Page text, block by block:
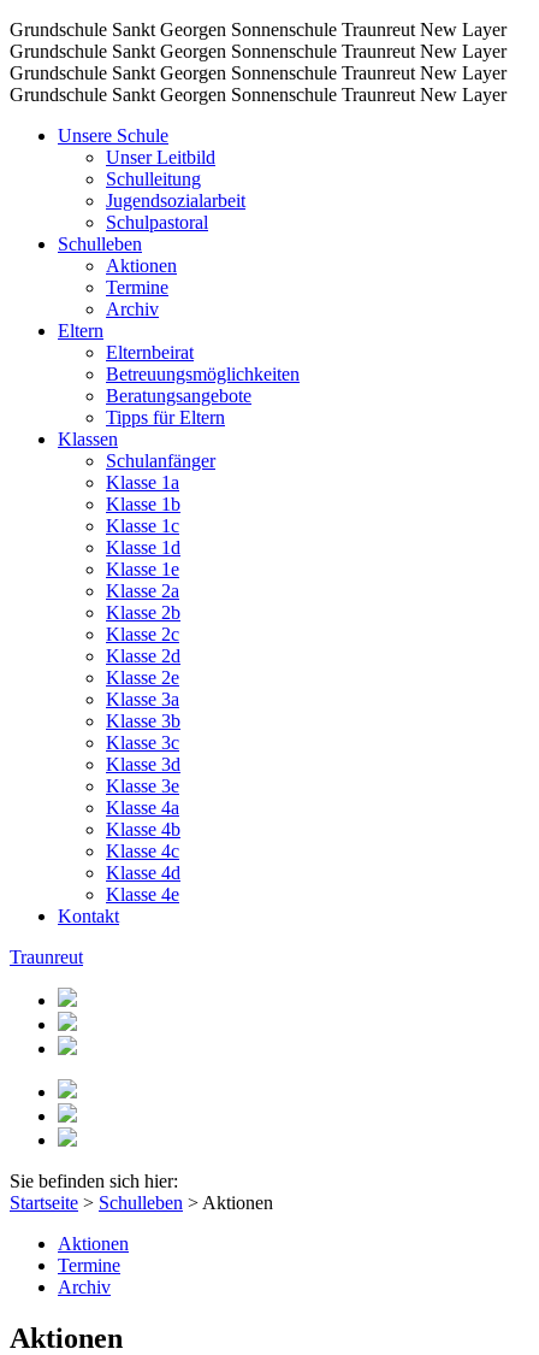
Grundschule Sankt Georgen Sonnenschule Traunreut New Layer
Grundschule Sankt Georgen Sonnenschule Traunreut New Layer
Grundschule Sankt Georgen Sonnenschule Traunreut New Layer
Grundschule Sankt Georgen Sonnenschule Traunreut New Layer
Unsere Schule
Unser Leitbild
Schulleitung
Jugendsozialarbeit
Schulpastoral
Schulleben
Aktionen
Termine
Archiv
Eltern
Elternbeirat
Betreuungsmöglichkeiten
Beratungsangebote
Tipps für Eltern
Klassen
Schulanfänger
Klasse 1a
Klasse 1b
Klasse 1c
Klasse 1d
Klasse 1e
Klasse 2a
Klasse 2b
Klasse 2c
Klasse 2d
Klasse 2e
Klasse 3a
Klasse 3b
Klasse 3c
Klasse 3d
Klasse 3e
Klasse 4a
Klasse 4b
Klasse 4c
Klasse 4d
Klasse 4e
Kontakt
Traunreut
Sie befinden sich hier:
Startseite > Schulleben > Aktionen
Aktionen
Termine
Archiv
Aktionen